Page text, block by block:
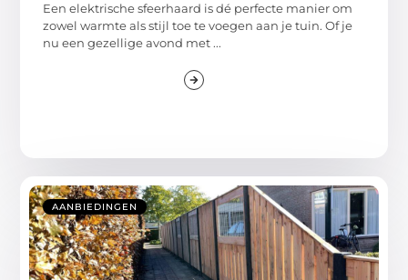
Een elektrische sfeerhaard is dé perfecte manier om
zowel warmte als stijl toe te voegen aan je tuin. Of je
nu een gezellige avond met ...
AANBIEDINGEN